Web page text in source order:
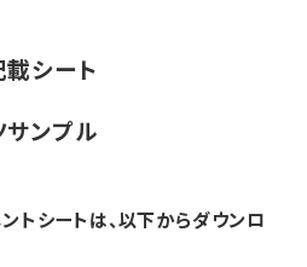
シート
ンプル
トシートは、以下からダウンロ